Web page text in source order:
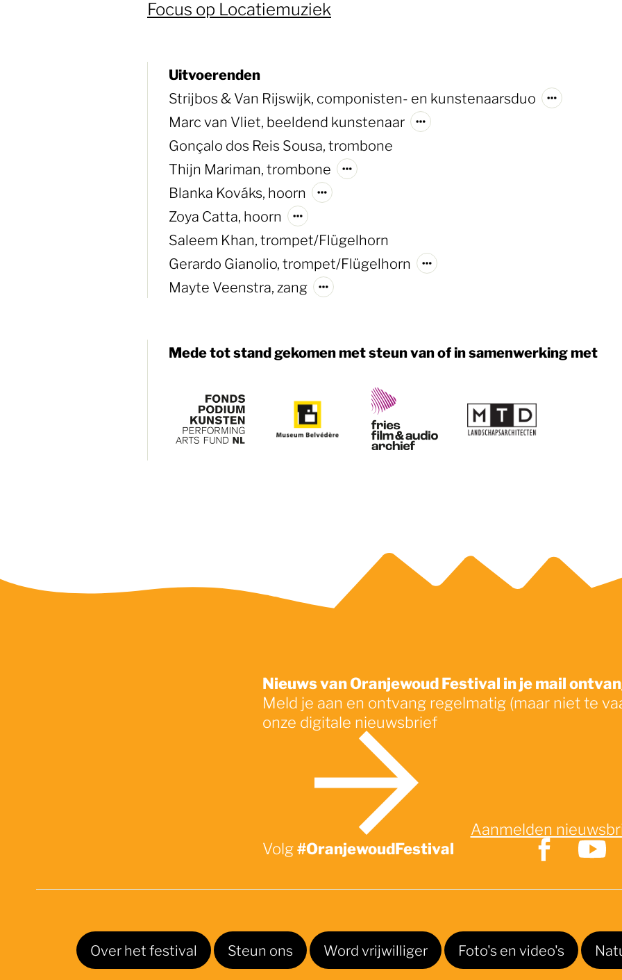
Focus op Locatiemuziek
Uitvoerenden
Strijbos & Van Rijswijk, componisten- en kunstenaarsduo
Marc van Vliet, beeldend kunstenaar
Gonçalo dos Reis Sousa, trombone
Thijn Mariman, trombone
Blanka Kováks, hoorn
Zoya Catta, hoorn
Saleem Khan, trompet/Flügelhorn
Gerardo Gianolio, trompet/Flügelhorn
Mayte Veenstra, zang
Mede tot stand gekomen met steun van of in samenwerking met
Nieuws van Oranjewoud Festival in je mail
Meld je aan en ontvang regelmatig (maar niet te
onze digitale nieuwsbrief
Aanmelden
Volg#OranjewoudFestival
Over het festival Steun ons Word vrijwilliger Foto's en video's